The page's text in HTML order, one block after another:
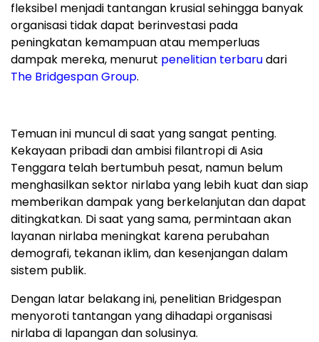
fleksibel menjadi tantangan krusial sehingga banyak
organisasi tidak dapat berinvestasi pada
peningkatan kemampuan atau memperluas
dampak mereka, menurut penelitian terbarudari
The Bridgespan Group.
Temuan ini muncul di saat yang sangat penting.
Kekayaan pribadi dan ambisi filantropi di Asia
Tenggara telah bertumbuh pesat, namun belum
menghasilkan sektor nirlaba yang lebih kuat dan siap
memberikan dampak yang berkelanjutan dan dapat
ditingkatkan. Di saat yang sama, permintaan akan
layanan nirlaba meningkat karena perubahan
demografi, tekanan iklim, dan kesenjangan dalam
sistem publik.
Dengan latar belakang ini, penelitian Bridgespan
menyoroti tantangan yang dihadapi organisasi
nirlaba di lapangan dan solusinya.